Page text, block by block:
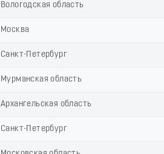
Вологодская область
Москва
Санкт-Петербург
Мурманская область
Архангельская область
Санкт-Петербург